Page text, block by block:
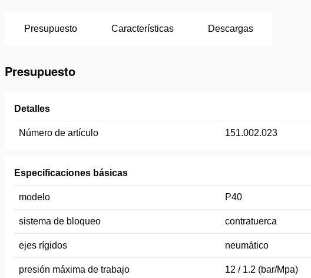
Presupuesto Características Descargas
Presupuesto
Detalles
Número de artículo 151.002.023
Especificaciones básicas
modelo P40
sistema de bloqueo contratuerca
ejes rígidos neumático
presión máxima de trabajo 12 / 1.2 (bar/Mpa)